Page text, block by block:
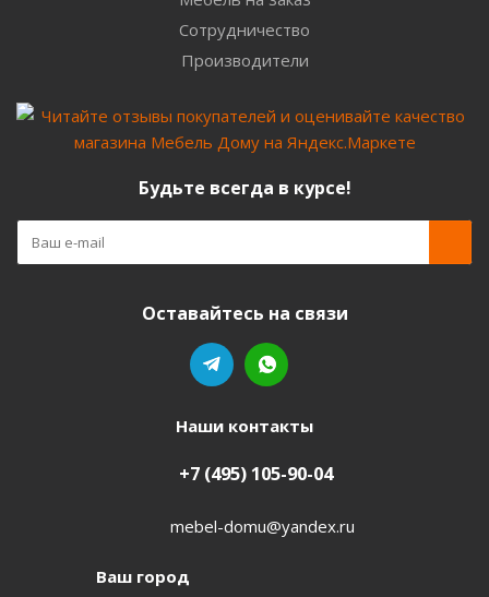
Сотрудничество
Производители
Будьте всегда в курсе!
Оставайтесь на связи
Наши контакты
+7 (495) 105-90-04
mebel-domu@yandex.ru
Ваш город